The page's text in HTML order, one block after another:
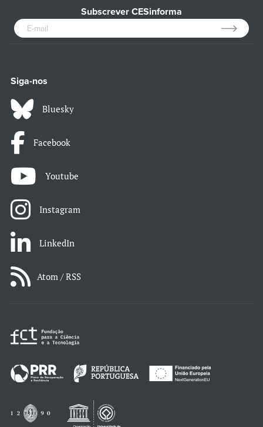
Subscrever CESinforma
Siga-nos
Bluesky
Facebook
Youtube
Instagram
LinkedIn
Atom / RSS